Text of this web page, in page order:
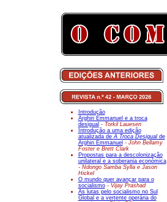
Introdução
Arghiri Emmanuel e a troca
desigual - Torkil Lauesen
Introdução a uma edição
atualizada deA Troca Desigualde
Arghiri Emmanuel - John Bellamy
Foster e Brett Clark
Propostas para a descolonização
unilateral e a soberania económica
- Ndongo Samba Sylla e Jason
Hickel
O mundo quer avançar para o
socialismo- Vijay Prashad
As lutas pelo socialismo no Sul
Global e a vertente operária do